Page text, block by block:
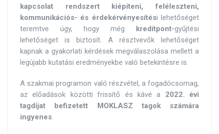
kapcsolat rendszert kiépíteni, feléleszteni,
kommunikációs- és érdekérvényesítési lehetőséget
teremtve úgy, hogy még kreditpont-gyűjtési
lehetőséget is biztosít. A résztvevők lehetőséget
kapnak a gyakorlati kérdések megválaszolása mellett a
legújabb kutatási eredményekbe való betekintésre is.
A szakmai programon való részvétel, a fogadócsomag,
az előadások közötti frissítő és kávé a 2022. évi
tagdíjat befizetett
MOKLASZ tagok számára
ingyenes.